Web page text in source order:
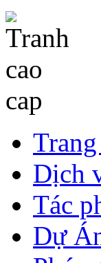
Dịch
Tác
Dự